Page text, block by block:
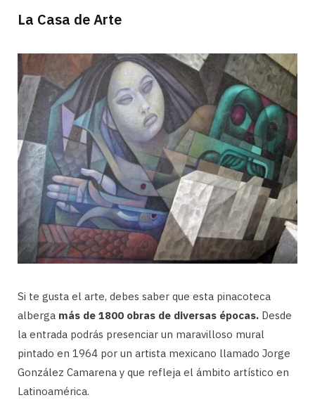
La Casa de Arte
Si te gusta el arte, debes saber que esta pinacoteca
alberga más de 1800 obras de diversas épocas. Desde
la entrada podrás presenciar un maravilloso mural
pintado en 1964 por un artista mexicano llamado Jorge
González Camarena y que refleja el ámbito artístico en
Latinoamérica.